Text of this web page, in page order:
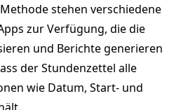
stehen verschiedene
zur Verfügung, die die
und Berichte generieren
der Stundenzettel alle
wie Datum, Start- und